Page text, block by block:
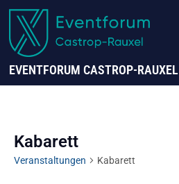
EVENTFORUM CASTROP-RAUXEL
Kabarett
Veranstaltungen Kabarett